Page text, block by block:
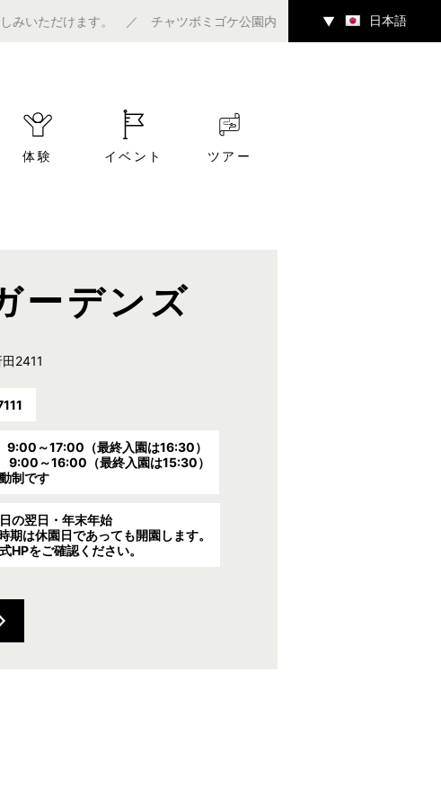
けます。 ／ チャツボミゴケ公園内ギャラリーにて7/4（土）～アート企
▼ 日本語
体験 イベント ツアー
ーデンズ
2411
～17:00（最終入園は16:30）
～16:00（最終入園は15:30）
制です
の翌日・年末年始
期は休園日であっても開園します。
HPをご確認ください。